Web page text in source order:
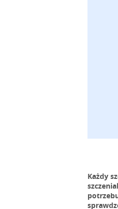
Każdy